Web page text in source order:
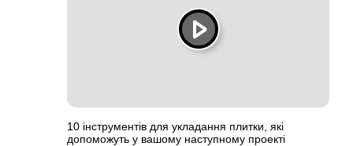
10 інструментів для укладання плитки, які
допоможуть у вашому наступному проекті